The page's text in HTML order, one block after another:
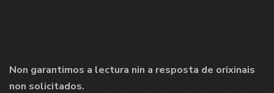
Non garantimos a lectura nin a resposta de orixinais
non solicitados.